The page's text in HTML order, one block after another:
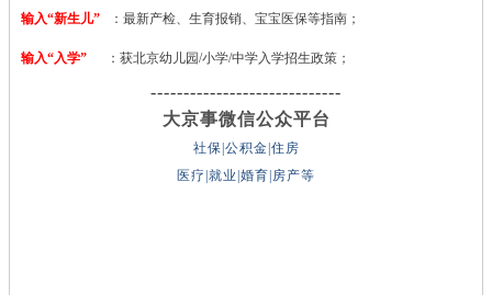
输入“新生儿” ：最新产检、生育报销、宝宝医保等指南；
输入“入学” ：获北京幼儿园/小学/中学入学招生政策；
-----------------------------
大京事微信公众平台
社保|公积金|住房
医疗|就业|婚育|房产等